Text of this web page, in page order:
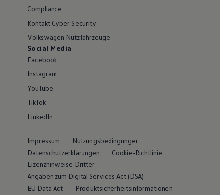
Compliance
Kontakt Cyber Security
Volkswagen Nutzfahrzeuge
Social Media
Facebook
Instagram
YouTube
TikTok
LinkedIn
Impressum
Nutzungsbedingungen
Datenschutzerklärungen
Cookie-Richtlinie
Lizenzhinweise Dritter
Angaben zum Digital Services Act (DSA)
EU Data Act
Produktsicherheitsinformationen